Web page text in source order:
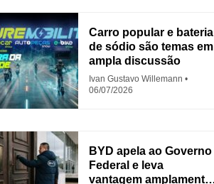
Carro popular e bateria
de sódio são temas em
ampla discussão
Ivan Gustavo Willemann
06/07/2026
BYD apela ao Governo
Federal e leva
vantagem amplamente